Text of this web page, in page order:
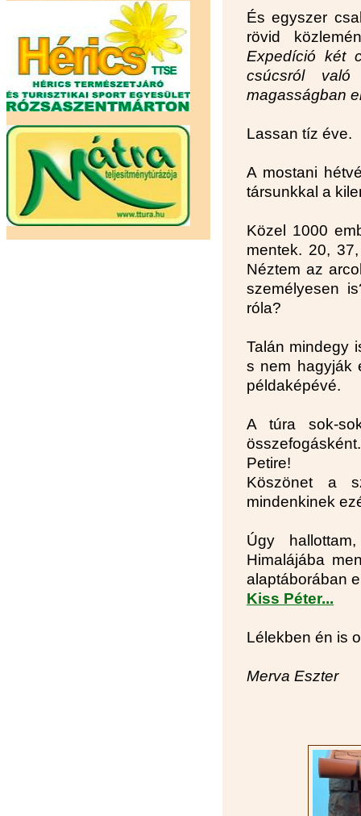
És egyszer
rövid
Expedíció két
csúcsról
magasságban
Lassan tíz éve.
A mostani
társunkkal a
Közel 1000
mentek. 20,
Néztem az
személyesen
róla?
Talán mindegy
s nem hagyják
példaképévé.
A túra sok-
Petire!
Köszönet a
mindenkinek
Úgy
Himalájába
alaptáborában
Kiss Péter...
Lélekben én is
Merva Eszter